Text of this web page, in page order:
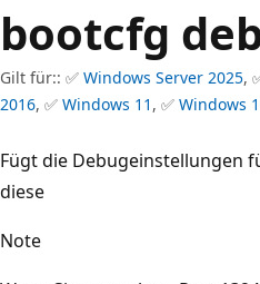
bootcfg
Gilt für:: ✅ Windows Server 2025,
2016, ✅ Windows 11 , ✅ Windows
Fügt die Debugeinstellungen
diese
Note